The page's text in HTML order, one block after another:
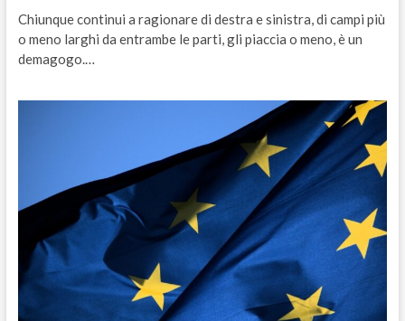
Chiunque continui a ragionare di destra e sinistra, di campi più
o meno larghi da entrambe le parti, gli piaccia o meno, è un
demagogo.…